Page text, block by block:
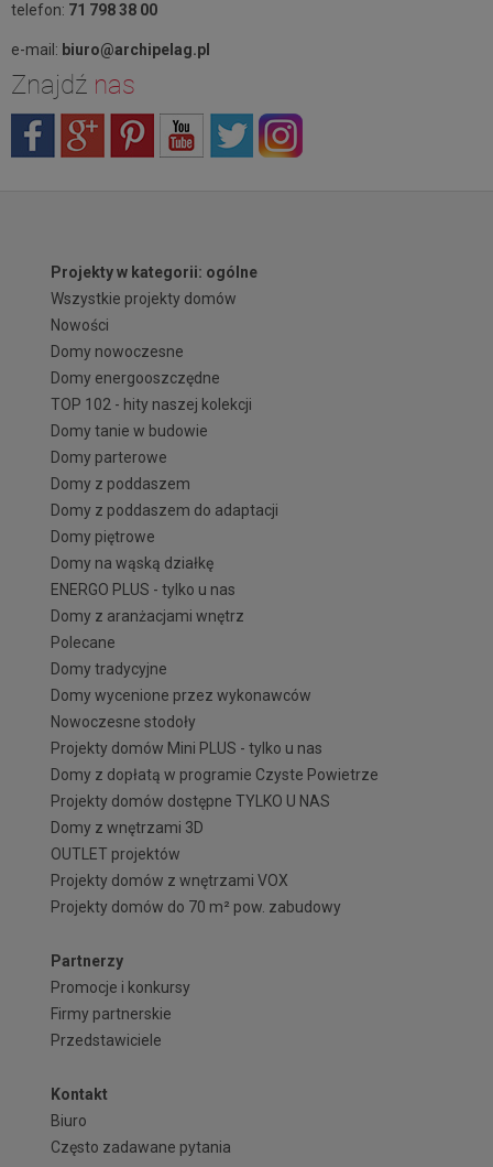
telefon: 71 798 38 00
e-mail: biuro@archipelag.pl
Znajdź nas
Projekty w kategorii: ogólne
Wszystkie projekty domów
Nowości
Domy nowoczesne
Domy energooszczędne
TOP 102 - hity naszej kolekcji
Domy tanie w budowie
Domy parterowe
Domy z poddaszem
Domy z poddaszem do adaptacji
Domy piętrowe
Domy na wąską działkę
ENERGO PLUS - tylko u nas
Domy z aranżacjami wnętrz
Polecane
Domy tradycyjne
Domy wycenione przez wykonawców
Nowoczesne stodoły
Projekty domów Mini PLUS - tylko u nas
Domy z dopłatą w programie Czyste Powietrze
Projekty domów dostępne TYLKO U NAS
Domy z wnętrzami 3D
OUTLET projektów
Projekty domów z wnętrzami VOX
Projekty domów do 70 m² pow. zabudowy
Partnerzy
Promocje i konkursy
Firmy partnerskie
Przedstawiciele
Kontakt
Biuro
Często zadawane pytania